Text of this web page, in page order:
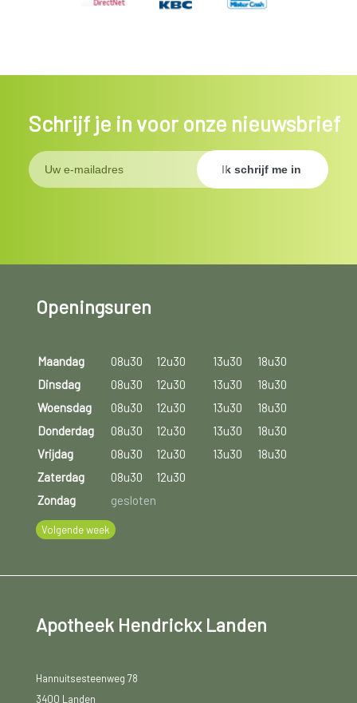
Schrijf je in voor onze nieuwsbrief
Openingsuren
Maandag 08u30 12u30 13u30
18u30
Dinsdag
08u30 12u30 13u30
18u30
Woensdag
08u30 12u30 13u30
18u30
Donderdag
08u30 12u30 13u30
18u30
Vrijdag
08u30 12u30 13u30
18u30
Zaterdag
08u30
12u30
Zondag
gesloten
Volgende week
Apotheek Hendrickx Landen
Hannuitsesteenweg 78
3400 Landen